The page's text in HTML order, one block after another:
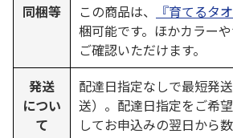
同梱等
この商品は、 『育てるタオ
梱可能です。ほかカラー
ご確認いただけます。
発送
につい
て
配達日指定なしで最短発
送）。配達日指定をご希
してお申込みの翌日から